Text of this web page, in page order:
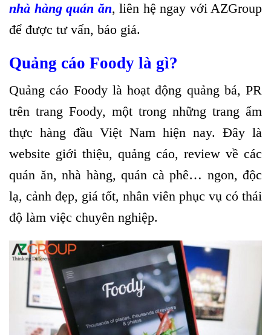
nhà hàng quán ăn, liên hệ ngay với AZGroup
để được tư vấn, báo giá.
Quảng cáo Foody là gì?
Quảng cáo Foody là hoạt động quảng bá, PR
trên trang Foody, một trong những trang ẩm
thực hàng đầu Việt Nam hiện nay. Đây là
website giới thiệu, quảng cáo, review về các
quán ăn, nhà hàng, quán cà phê… ngon, độc
lạ, cảnh đẹp, giá tốt, nhân viên phục vụ có thái
độ làm việc chuyên nghiệp.